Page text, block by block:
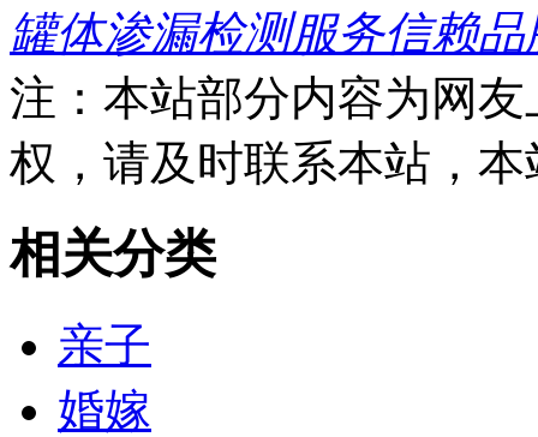
罐体渗漏检测服务信赖品
注：本站部分内容为网
权，请及时联系本站，
相关分类
亲子
婚嫁